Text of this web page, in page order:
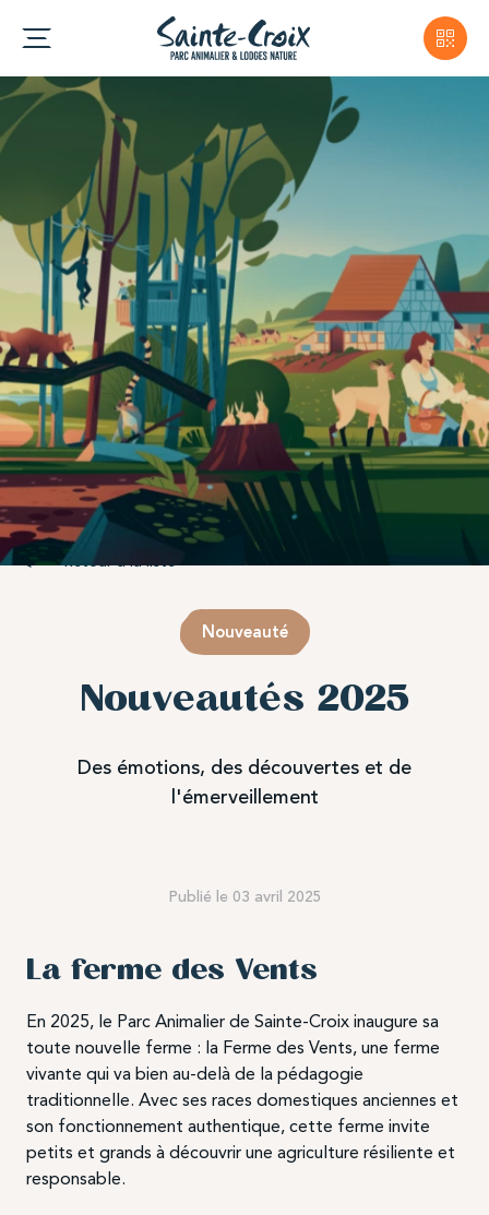
Retour à la liste
Nouveauté
Nouveautés 2025
Des émotions, des découvertes et de
l'émerveillement
Publié le 03 avril 2025
La ferme des Vents
En 2025, le Parc Animalier de Sainte-Croix inaugure sa
toute nouvelle ferme : la Ferme des Vents, une ferme
vivante qui va bien au-delà de la pédagogie
traditionnelle. Avec ses races domestiques anciennes et
son fonctionnement authentique, cette ferme invite
petits et grands à découvrir une agriculture résiliente et
responsable.